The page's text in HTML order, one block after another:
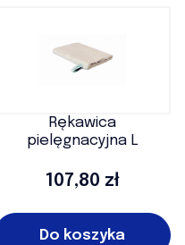
Rękawica
pielęgnacyjna L
Cena
107,80 zł
Do koszyka